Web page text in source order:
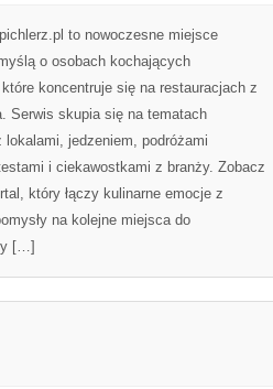
to nowoczesne miejsce
o osobach kochających
koncentruje się na restauracjach z
Serwis skupia się na tematach
lokalami, jedzeniem, podróżami
i ciekawostkami z branży. Zobacz
który łączy kulinarne emocje z
na kolejne miejsca do
[…]